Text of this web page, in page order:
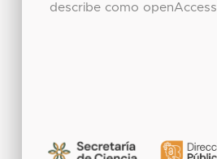
describe como openAccess